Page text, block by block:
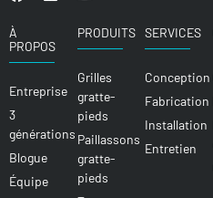
À
PROPOS
Entreprise
3
générations
Blogue
Équipe
PRODUITS
Grilles
gratte-
pieds
Paillassons
gratte-
pieds
SERVICES
Conception
Fabrication
Installation
Entretien